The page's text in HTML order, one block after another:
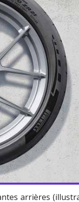
arrières